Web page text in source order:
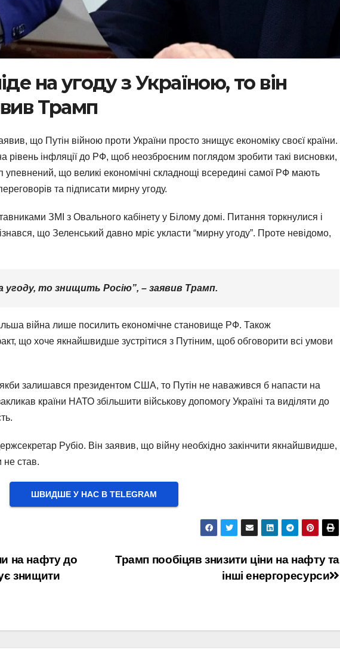
на угоду з Україною, то він
Трамп
що Путін війною проти України просто знищує економіку своєї країни.
рівень інфляції до РФ, щоб неозброєним поглядом зробити такі висновки,
що великі економічні складнощі всередині самої РФ мають
та підписати мирну угоду.
ЗМІ з Овального кабінету у Білому домі. Питання торкнулися і
що Зеленський давно мріє укласти “мирну угоду”. Проте невідомо,
угоду, то знищить Росію”, – заявив Трамп.
війна лише посилить економічне становище РФ. Також
що хоче якнайшвидше зустрітися з Путіним, щоб обговорити всі умови
залишався президентом США, то Путін не наважився б напасти на
країни НАТО збільшити військову допомогу Україні та виділяти до
Рубіо. Він заявив, що війну необхідно закінчити якнайшвидше,
не став.
ШВИДШЕ У НАС В ТELEGRAM
Трамп пообіцяв знизити ціни на нафту та
інші енергоресурси
на нафту до
знищити